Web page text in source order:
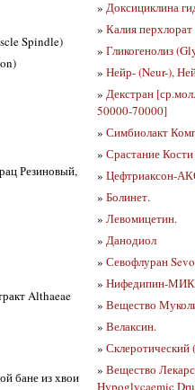
Spindle)
Резиновый,
Althaeae
бане из хвои
» Доксициклина
» Калия
» Гликогенолиз
» Нейр- (Neur-),
» Декстран
50000-70000]
» Симбиолакт
» Срастание
» Цефтриаксон-
» Болинет.
» Левомицетин.
» Данодиол
» Севофлуран
» Нифедипин-
» Вещество
» Велаксин.
» Склеротический
» Вещество
Hypoglycaemic